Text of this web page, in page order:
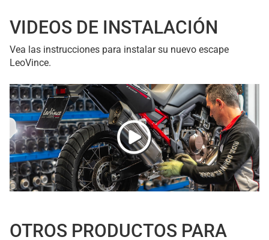
VIDEOS DE INSTALACIÓN
Vea las instrucciones para instalar su nuevo escape
LeoVince.
OTROS PRODUCTOS PARA